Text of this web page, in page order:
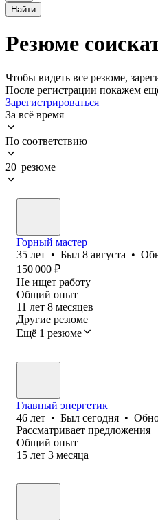
Найти
Резюме
Чтобы видеть все резюме,
После регистрации покажем
Зарегистрироваться
За всё время
По соответствию
20 резюме
Горный мастер
35 лет • Был 8 августа •
150 000 ₽
Не ищет работу
Общий опыт
11 лет 8 месяцев
Другие резюме
Ещё 1 резюме
Главный энергетик
46 лет • Был сегодня •
Рассматривает предложения
Общий опыт
15 лет 3 месяца